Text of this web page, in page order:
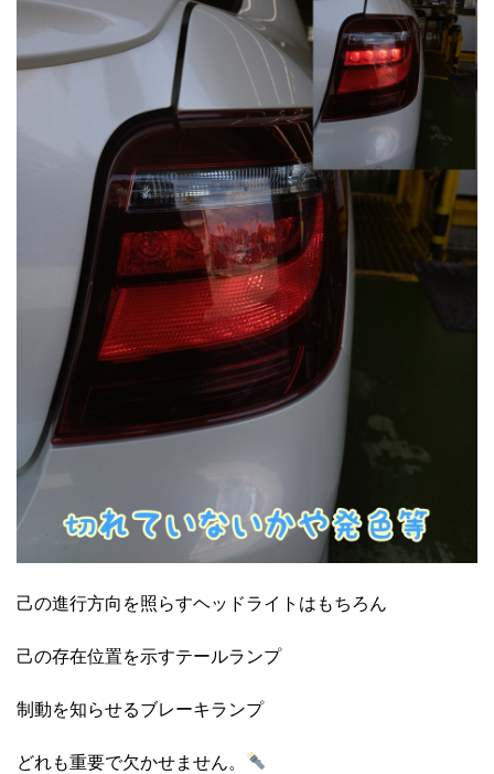
己の進行方向を照らすヘッドライトはもちろん
己の存在位置を示すテールランプ
制動を知らせるブレーキランプ
どれも重要で欠かせません。